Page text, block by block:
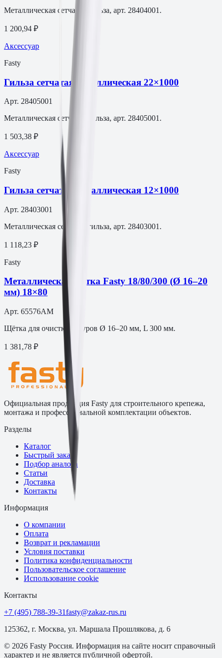
Металлическая сетчатая гильза, арт. 28404001.
1 200,94 ₽
Аксессуар
Fasty
Гильза сетчатая металлическая 22×1000
Арт. 28405001
Металлическая сетчатая гильза, арт. 28405001.
1 503,38 ₽
Аксессуар
Fasty
Гильза сетчатая металлическая 12×1000
Арт. 28403001
Металлическая сетчатая гильза, арт. 28403001.
1 118,23 ₽
Fasty
Металлическая щётка Fasty 18/80/300 (Ø 16–20
мм) 18×80
Арт. 65576AM
Щётка для очистки шпуров Ø 16–20 мм, L 300 мм.
1 381,78 ₽
Официальная продукция Fasty для строительного крепежа,
монтажа и профессиональной комплектации объектов.
Разделы
Каталог
Быстрый заказ
Подбор аналога
Статьи
Доставка
Контакты
Информация
О компании
Оплата
Возврат и рекламации
Условия поставки
Политика конфиденциальности
Пользовательское соглашение
Использование cookie
Контакты
+7 (495) 788-39-31fasty@zakaz-rus.ru
125362, г. Москва, ул. Маршала Прошлякова, д. 6
© 2026 Fasty Россия. Информация на сайте носит справочный
характер и не является публичной офертой.